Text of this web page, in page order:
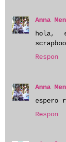
Anna
hola,
Respon
Anna
espero
Respon